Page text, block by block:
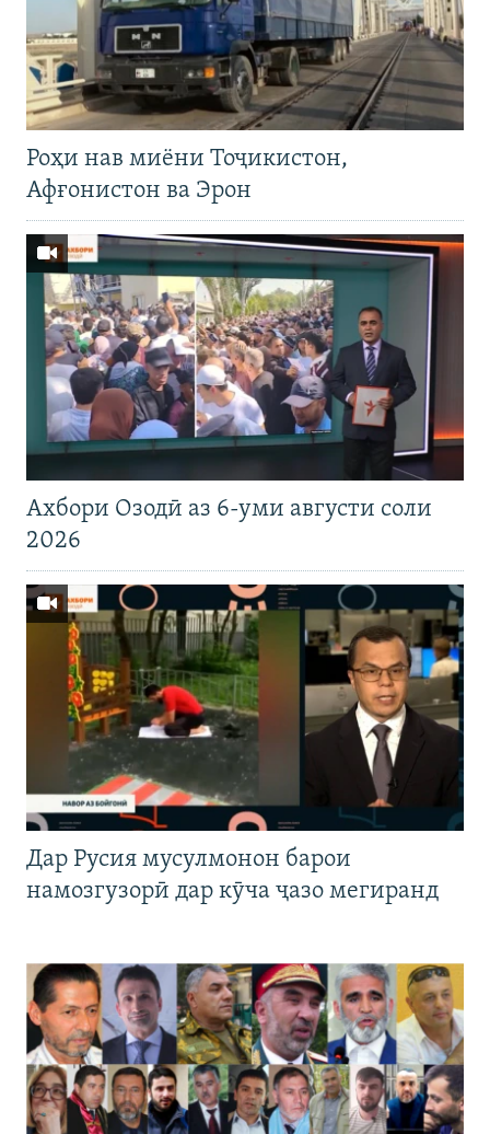
Роҳи нав миёни Тоҷикистон,
Афғонистон ва Эрон
Ахбори Озодӣ аз 6-уми августи соли
2026
Дар Русия мусулмонон барои
намозгузорӣ дар кӯча ҷазо мегиранд